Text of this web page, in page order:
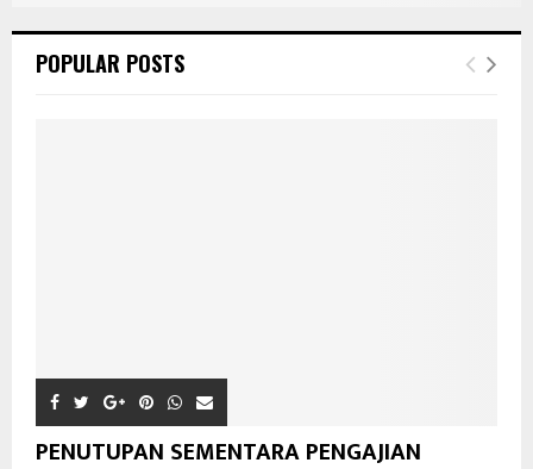
POPULAR POSTS
PENUTUPAN SEMENTARA PENGAJIAN